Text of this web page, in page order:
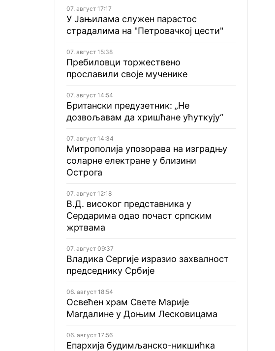
07. август 17:17
У Јањилама служен парастос
страдалима на "Петровачкој цести"
07. август 15:38
Пребиловци торжествено
прославили своје мученике
07. август 14:54
Британски предузетник: „Не
дозвољавам да хришћане ућуткују“
07. август 14:34
Митрополија упозорава на изградњу
соларне електране у близини
Острога
07. август 12:18
В.Д. високог представника у
Сердарима одао почаст српским
жртвама
07. август 09:37
Владика Сергије изразио захвалност
председнику Србије
06. август 18:54
Освећен храм Свете Марије
Магдалине у Доњим Лесковицама
06. август 17:56
Епархија будимљанско-никшићка